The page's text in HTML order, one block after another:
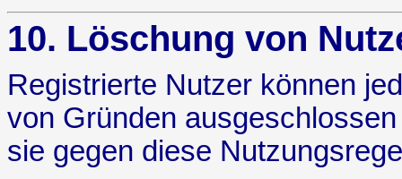
10. Löschung von
Registrierte Nutzer können
von Gründen
sie gegen diese